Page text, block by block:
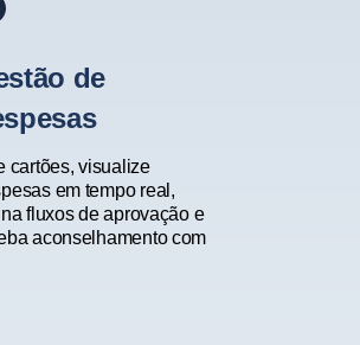
de
cartões, visualize
em tempo real,
fluxos de aprovação e
aconselhamento com